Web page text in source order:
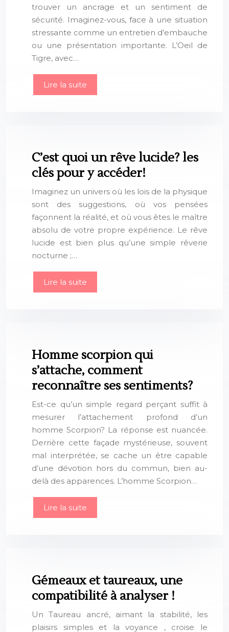
trouver un ancrage et un sentiment de
sécurité. Imaginez-vous, face à une situation
stressante comme un entretien d’embauche
ou une présentation importante. L’Oeil de
Tigre, avec…
Lire la suite
C’est quoi un rêve lucide? les
clés pour y accéder!
Imaginez un univers où les lois de la physique
sont des suggestions, où vos pensées
façonnent la réalité, et où vous êtes le maître
absolu de votre propre expérience. Le rêve
lucide est bien plus qu’une simple rêverie
nocturne ;…
Lire la suite
Homme scorpion qui
s’attache, comment
reconnaître ses sentiments?
Est-ce qu’un simple regard perçant suffit à
mesurer l’attachement profond d’un
homme Scorpion? La réponse est nuancée.
Derrière cette façade mystérieuse, souvent
mal interprétée, se cache un être capable
d’une dévotion hors du commun, bien au-
delà des apparences. L’homme Scorpion…
Lire la suite
Gémeaux et taureaux, une
compatibilité à analyser !
Un Taureau ancré, aimant la stabilité, les
plaisirs simples et la voyance , croise le